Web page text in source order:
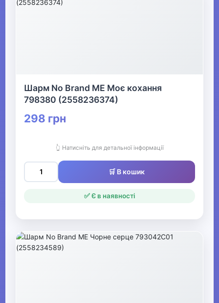
Шарм No Brand ME Моє кохання
798380 (2558236374)
298 грн
👆 Натисніть для детальної інформації
🛒 В кошик
✅ Є в наявності